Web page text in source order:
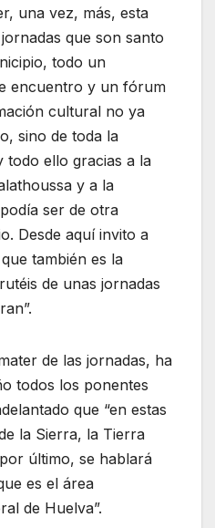
una vez, más, esta
que son santo
todo un
encuentro y un fórum
cultural no ya
sino de toda la
todo ello gracias a la
y a la
ser de otra
Desde aquí invito a
también es la
de unas jornadas
de las jornadas, ha
todos los ponentes
que “en estas
la Sierra, la Tierra
último, se hablará
es el área
de Huelva”.